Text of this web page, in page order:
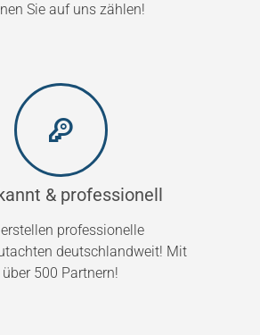
Sie auf uns zählen!
& professionell
professionelle
deutschlandweit! Mit
über 500 Partnern!